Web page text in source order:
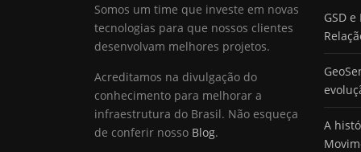
Somos um time que investe em novas
tecnologias para que nossos clientes
desenvolvam melhores projetos.
Acreditamos na divulgação do
conhecimento para melhorar a
infraestrutura do Brasil. Não esqueça
de conferir nosso Blog.
GSD
A